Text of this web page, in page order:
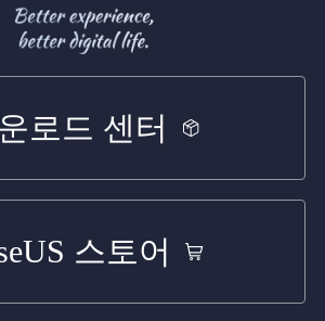
로드 센터
스토어